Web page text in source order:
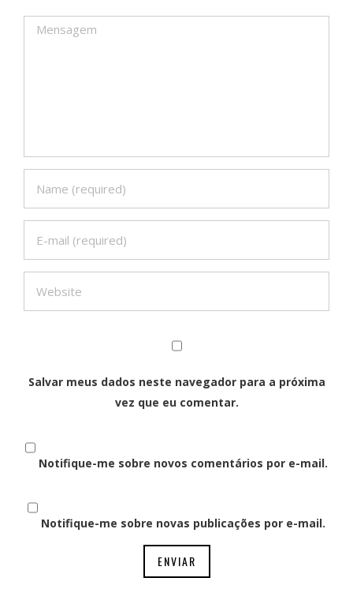
Salvar meus dados neste navegador para a próxima
vez que eu comentar.
Notifique-me sobre novos comentários por e-mail.
Notifique-me sobre novas publicações por e-mail.